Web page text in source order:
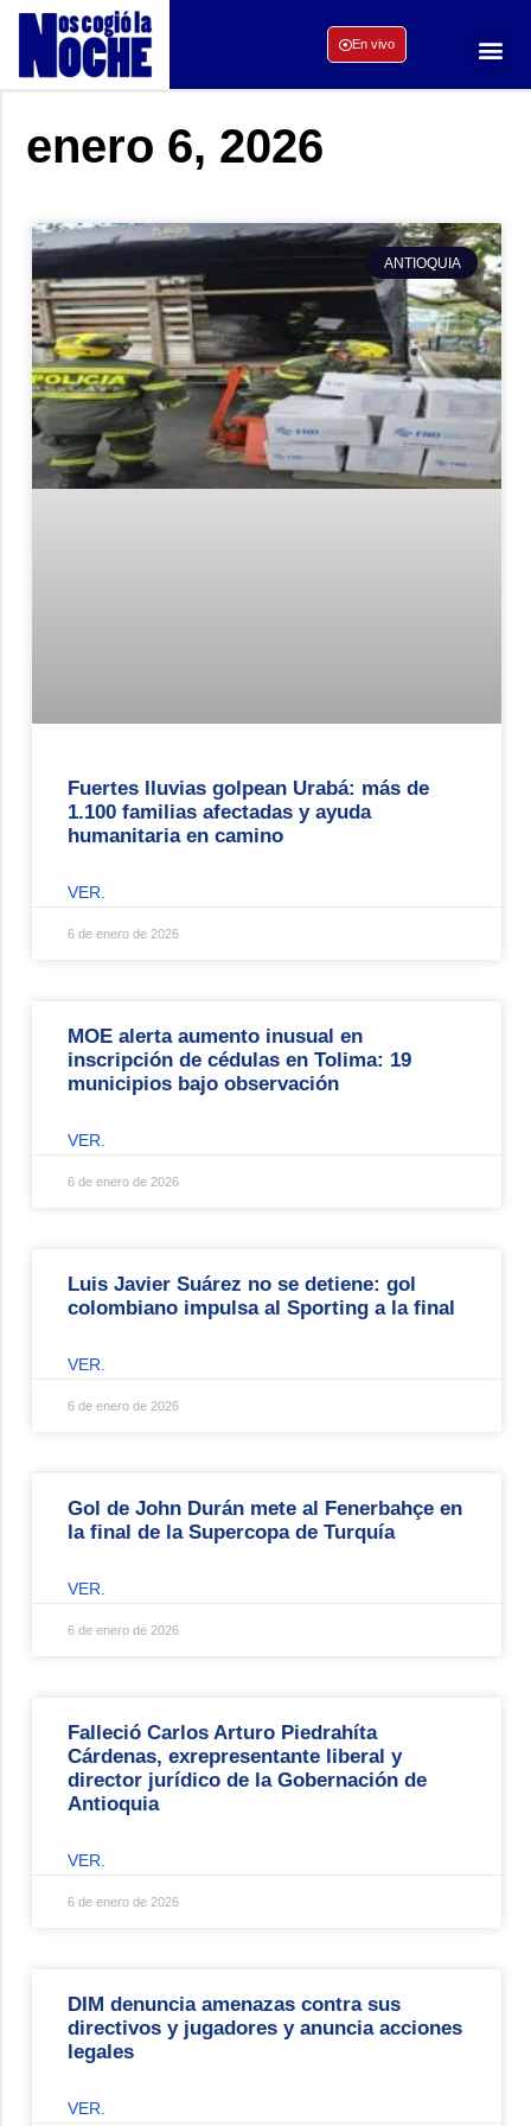
En vivo
enero 6, 2026
ANTIOQUIA
Fuertes lluvias golpean Urabá: más de
1.100 familias afectadas y ayuda
humanitaria en camino
VER.
6 de enero de 2026
MOE alerta aumento inusual en
inscripción de cédulas en Tolima: 19
municipios bajo observación
VER.
6 de enero de 2026
Luis Javier Suárez no se detiene: gol
colombiano impulsa al Sporting a la final
VER.
6 de enero de 2026
Gol de John Durán mete al Fenerbahçe en
la final de la Supercopa de Turquía
VER.
6 de enero de 2026
Falleció Carlos Arturo Piedrahíta
Cárdenas, exrepresentante liberal y
director jurídico de la Gobernación de
Antioquia
VER.
6 de enero de 2026
DIM denuncia amenazas contra sus
directivos y jugadores y anuncia acciones
legales
VER.